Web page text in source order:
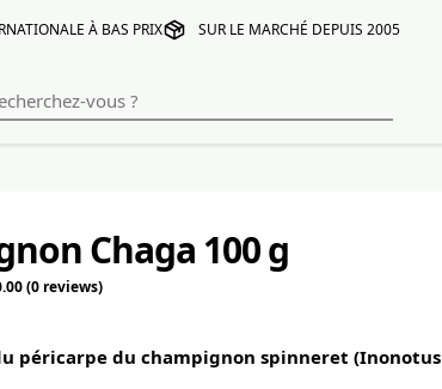
À BAS PRIX SUR LE MARCHÉ DEPUIS 2005
Chaga 100 g
(0 reviews)
péricarpe du champignon spinneret (Inonotus